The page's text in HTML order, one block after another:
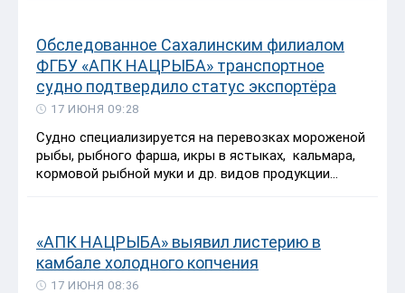
Обследованное Сахалинским филиалом
ФГБУ «АПК НАЦРЫБА» транспортное
судно подтвердило статус экспортёра
17 ИЮНЯ 09:28
Судно специализируется на перевозках мороженой
рыбы, рыбного фарша, икры в ястыках, кальмара,
кормовой рыбной муки и др. видов продукции...
«АПК НАЦРЫБА» выявил листерию в
камбале холодного копчения
17 ИЮНЯ 08:36